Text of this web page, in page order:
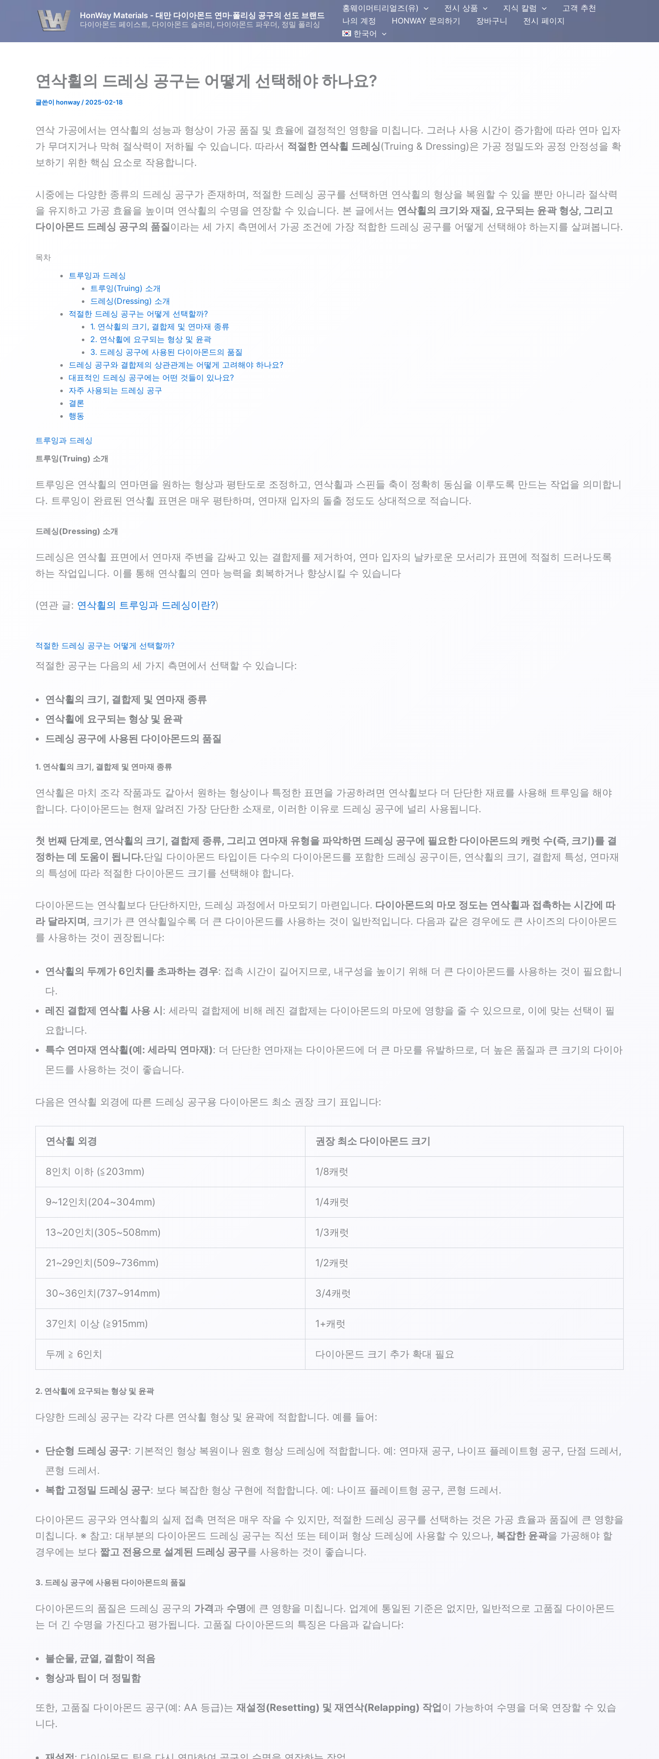
로
HonWay Materials - 대만 다이아몬드 연마·폴리싱 공구의 선도 브랜드
다이아몬드 페이스트, 다이아몬드 슬러리, 다이아몬드 파우더, 정밀 폴리싱
홍웨이머티리얼즈(유) 전시 상품 지식 칼럼
고객 추천
나의 계정
HONWAY 문의하기 장바구니
전시 페이지
한국어
연삭휠의 드레싱 공구는 어떻게 선택해야 하나요?
글쓴이 honway / 2025-02-18
연삭 가공에서는 연삭휠의 성능과 형상이 가공 품질 및 효율에 결정적인 영향을 미칩니다. 그러나 사용 시간이 증가함에 따라 연마 입자
가 무뎌지거나 막혀 절삭력이 저하될 수 있습니다. 따라서 적절한 연삭휠 드레싱(Truing & Dressing)은 가공 정밀도와 공정 안정성을 확
보하기 위한 핵심 요소로 작용합니다.
시중에는 다양한 종류의 드레싱 공구가 존재하며, 적절한 드레싱 공구를 선택하면 연삭휠의 형상을 복원할 수 있을 뿐만 아니라 절삭력
을 유지하고 가공 효율을 높이며 연삭휠의 수명을 연장할 수 있습니다. 본 글에서는 연삭휠의 크기와 재질, 요구되는 윤곽 형상, 그리고
다이아몬드 드레싱 공구의 품질이라는 세 가지 측면에서 가공 조건에 가장 적합한 드레싱 공구를 어떻게 선택해야 하는지를 살펴봅니다.
목차
트루잉과 드레싱
트루잉(Truing) 소개
드레싱(Dressing) 소개
적절한 드레싱 공구는 어떻게 선택할까?
1. 연삭휠의 크기, 결합제 및 연마재 종류
2. 연삭휠에 요구되는 형상 및 윤곽
3. 드레싱 공구에 사용된 다이아몬드의 품질
드레싱 공구와 결합제의 상관관계는 어떻게 고려해야 하나요?
대표적인 드레싱 공구에는 어떤 것들이 있나요?
자주 사용되는 드레싱 공구
결론
행동
트루잉과 드레싱
트루잉(Truing) 소개
트루잉은 연삭휠의 연마면을 원하는 형상과 평탄도로 조정하고, 연삭휠과 스핀들 축이 정확히 동심을 이루도록 만드는 작업을 의미합니
다. 트루잉이 완료된 연삭휠 표면은 매우 평탄하며, 연마재 입자의 돌출 정도도 상대적으로 적습니다.
드레싱(Dressing) 소개
드레싱은 연삭휠 표면에서 연마재 주변을 감싸고 있는 결합제를 제거하여, 연마 입자의 날카로운 모서리가 표면에 적절히 드러나도록
하는 작업입니다. 이를 통해 연삭휠의 연마 능력을 회복하거나 향상시킬 수 있습니다
(연관 글: 연삭휠의 트루잉과 드레싱이란?)
적절한 드레싱 공구는 어떻게 선택할까?
적절한 공구는 다음의 세 가지 측면에서 선택할 수 있습니다:
연삭휠의 크기, 결합제 및 연마재 종류
연삭휠에 요구되는 형상 및 윤곽
드레싱 공구에 사용된 다이아몬드의 품질
1. 연삭휠의 크기, 결합제 및 연마재 종류
연삭휠은 마치 조각 작품과도 같아서 원하는 형상이나 특정한 표면을 가공하려면 연삭휠보다 더 단단한 재료를 사용해 트루잉을 해야
합니다. 다이아몬드는 현재 알려진 가장 단단한 소재로, 이러한 이유로 드레싱 공구에 널리 사용됩니다.
첫 번째 단계로, 연삭휠의 크기, 결합제 종류, 그리고 연마재 유형을 파악하면 드레싱 공구에 필요한 다이아몬드의 캐럿 수(즉, 크기)를 결
정하는 데 도움이 됩니다.단일 다이아몬드 타입이든 다수의 다이아몬드를 포함한 드레싱 공구이든, 연삭휠의 크기, 결합제 특성, 연마재
의 특성에 따라 적절한 다이아몬드 크기를 선택해야 합니다.
다이아몬드는 연삭휠보다 단단하지만, 드레싱 과정에서 마모되기 마련입니다. 다이아몬드의 마모 정도는 연삭휠과 접촉하는 시간에 따
라 달라지며 , 크기가 큰 연삭휠일수록 더 큰 다이아몬드를 사용하는 것이 일반적입니다. 다음과 같은 경우에도 큰 사이즈의 다이아몬드
를 사용하는 것이 권장됩니다:
연삭휠의 두께가 6인치를 초과하는 경우: 접촉 시간이 길어지므로, 내구성을 높이기 위해 더 큰 다이아몬드를 사용하는 것이 필요합니
다.
레진 결합제 연삭휠 사용 시: 세라믹 결합제에 비해 레진 결합제는 다이아몬드의 마모에 영향을 줄 수 있으므로, 이에 맞는 선택이 필
요합니다.
특수 연마재 연삭휠(예: 세라믹 연마재): 더 단단한 연마재는 다이아몬드에 더 큰 마모를 유발하므로, 더 높은 품질과 큰 크기의 다이아
몬드를 사용하는 것이 좋습니다.
다음은 연삭휠 외경에 따른 드레싱 공구용 다이아몬드 최소 권장 크기 표입니다:
연삭휠 외경 권장 최소 다이아몬드 크기
8인치 이하 (≦203mm) 1/8캐럿
9~12인치(204~304mm) 1/4캐럿
13~20인치(305~508mm) 1/3캐럿
21~29인치(509~736mm) 1/2캐럿
30~36인치(737~914mm) 3/4캐럿
37인치 이상 (≧915mm) 1+캐럿
두께 ≧ 6인치 다이아몬드 크기 추가 확대 필요
2. 연삭휠에 요구되는 형상 및 윤곽
다양한 드레싱 공구는 각각 다른 연삭휠 형상 및 윤곽에 적합합니다. 예를 들어:
단순형 드레싱 공구: 기본적인 형상 복원이나 원호 형상 드레싱에 적합합니다. 예: 연마재 공구, 나이프 플레이트형 공구, 단점 드레서,
콘형 드레서.
복합 고정밀 드레싱 공구: 보다 복잡한 형상 구현에 적합합니다. 예: 나이프 플레이트형 공구, 콘형 드레서.
다이아몬드 공구와 연삭휠의 실제 접촉 면적은 매우 작을 수 있지만, 적절한 드레싱 공구를 선택하는 것은 가공 효율과 품질에 큰 영향을
미칩니다. ※ 참고: 대부분의 다이아몬드 드레싱 공구는 직선 또는 테이퍼 형상 드레싱에 사용할 수 있으나, 복잡한 윤곽을 가공해야 할
경우에는 보다 짧고 전용으로 설계된 드레싱 공구를 사용하는 것이 좋습니다.
3. 드레싱 공구에 사용된 다이아몬드의 품질
다이아몬드의 품질은 드레싱 공구의 가격과 수명에 큰 영향을 미칩니다. 업계에 통일된 기준은 없지만, 일반적으로 고품질 다이아몬드
는 더 긴 수명을 가진다고 평가됩니다. 고품질 다이아몬드의 특징은 다음과 같습니다:
불순물, 균열, 결함이 적음
형상과 팁이 더 정밀함
또한, 고품질 다이아몬드 공구(예: AA 등급)는 재설정(Resetting) 및 재연삭(Relapping) 작업 이 가능하여 수명을 더욱 연장할 수 있습
니다.